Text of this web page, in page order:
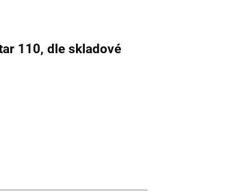
110, dle skladové